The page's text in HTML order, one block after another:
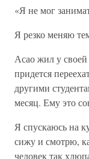
«Я не мог
Я резко меняю
Асао жил у своей
придется
другими
месяц. Ему это
Я спускаюсь на
сижу и смотрю,
человек так